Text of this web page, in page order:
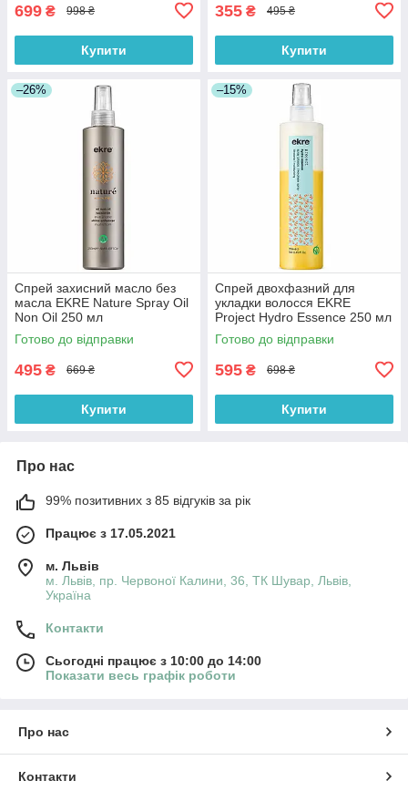
699 ₴ 998 ₴
Купити
355 ₴ 495 ₴
Купити
–26%
Спрей захисний масло без
масла EKRE Nature Spray Oil
Non Oil 250 мл
Готово до відправки
495 ₴ 669 ₴
Купити
–15%
Спрей двохфазний для
укладки волосся EKRE
Project Hydro Essence 250 мл
Готово до відправки
595 ₴ 698 ₴
Купити
Про нас
99% позитивних з 85 відгуків за рік
Працює з 17.05.2021
м. Львів
м. Львів, пр. Червоної Калини, 36, ТК Шувар, Львів,
Україна
Контакти
Сьогодні працює з 10:00 до 14:00
Показати весь графік роботи
Про нас
Контакти